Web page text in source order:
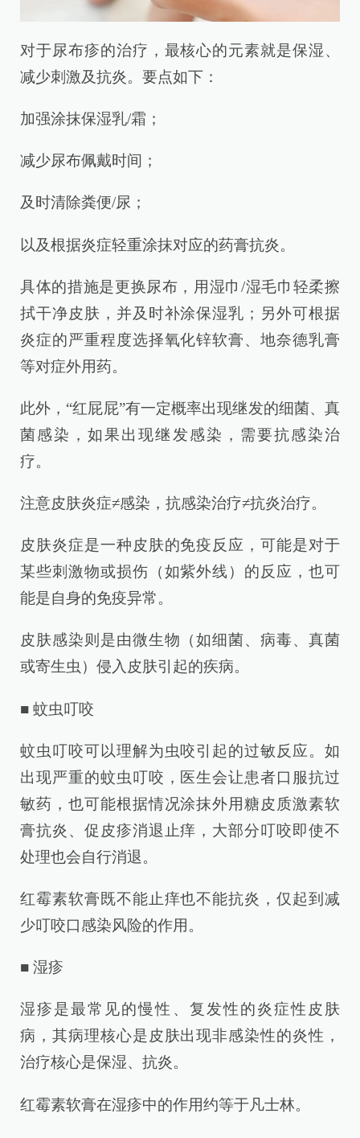
对于尿布疹的治疗，最核心的元素就是保湿、
减少刺激及抗炎。要点如下：
加强涂抹保湿乳/霜；
减少尿布佩戴时间；
及时清除粪便/尿；
以及根据炎症轻重涂抹对应的药膏抗炎。
具体的措施是更换尿布，用湿巾/湿毛巾轻柔擦
拭干净皮肤，并及时补涂保湿乳；另外可根据
炎症的严重程度选择氧化锌软膏、地奈德乳膏
等对症外用药。
此外，“红屁屁”有一定概率出现继发的细菌、真
菌感染，如果出现继发感染，需要抗感染治
疗。
注意皮肤炎症≠感染，抗感染治疗≠抗炎治疗。
皮肤炎症是一种皮肤的免疫反应，可能是对于
某些刺激物或损伤（如紫外线）的反应，也可
能是自身的免疫异常。
皮肤感染则是由微生物（如细菌、病毒、真菌
或寄生虫）侵入皮肤引起的疾病。
■ 蚊虫叮咬
蚊虫叮咬可以理解为虫咬引起的过敏反应。如
出现严重的蚊虫叮咬，医生会让患者口服抗过
敏药，也可能根据情况涂抹外用糖皮质激素软
膏抗炎、促皮疹消退止痒，大部分叮咬即使不
处理也会自行消退。
红霉素软膏既不能止痒也不能抗炎，仅起到减
少叮咬口感染风险的作用。
■ 湿疹
湿疹是最常见的慢性、复发性的炎症性皮肤
病，其病理核心是皮肤出现非感染性的炎性，
治疗核心是保湿、抗炎。
红霉素软膏在湿疹中的作用约等于凡士林。